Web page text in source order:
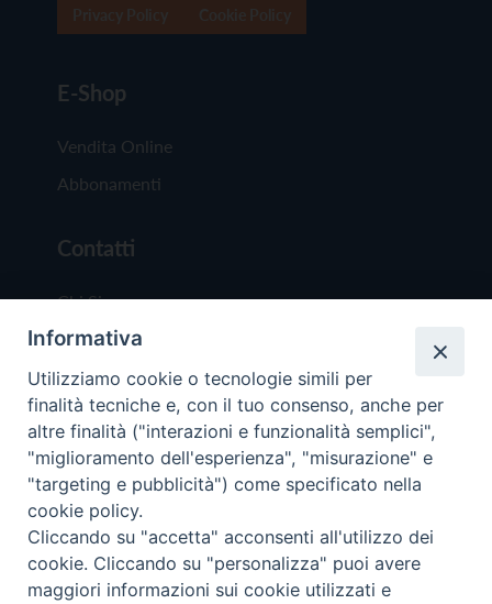
E-Shop
Vendita Online
Abbonamenti
Contatti
Chi Siamo
Redazione
Scrivici
Copyright © 2019 - Tutti i diritti riservati - Vita
Trentina Editrice
Informativa
Utilizziamo cookie o tecnologie simili per
finalità tecniche e, con il tuo consenso, anche per
altre finalità ("interazioni e funzionalità semplici",
"miglioramento dell'esperienza", "misurazione" e
"targeting e pubblicità") come specificato nella
cookie policy.
Cliccando su "accetta" acconsenti all'utilizzo dei
cookie. Cliccando su "personalizza" puoi avere
maggiori informazioni sui cookie utilizzati e